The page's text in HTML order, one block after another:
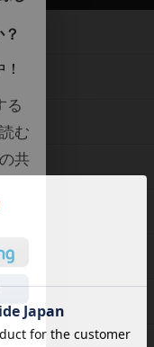
る
む
共